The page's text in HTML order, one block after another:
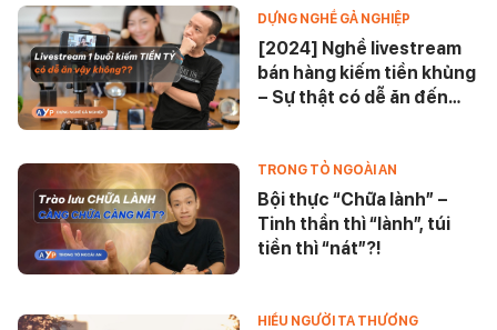
DỰNG NGHỀ GẢ NGHIỆP
[2024] Nghề livestream
bán hàng kiếm tiền khủng
– Sự thật có dễ ăn đến
TRONG TỎ NGOÀI AN
Bội thực “Chữa lành” –
Tinh thần thì “lành”, túi
tiền thì “nát”?!
HIỂU NGƯỜI TA THƯƠNG